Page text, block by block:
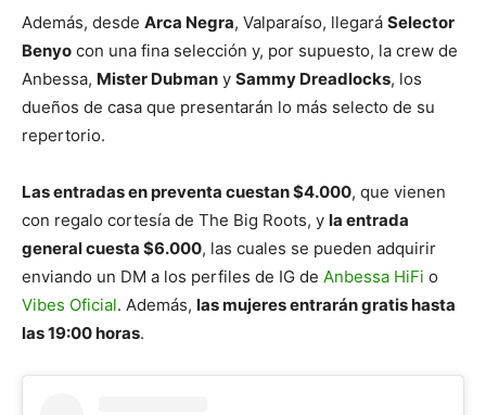
Además, desde Arca Negra, Valparaíso, llegará Selector
Benyo con una fina selección y, por supuesto, la crew de
Anbessa, Mister Dubman y Sammy Dreadlocks, los
dueños de casa que presentarán lo más selecto de su
repertorio.
Las entradas en preventa cuestan $4.000, que vienen
con regalo cortesía de The Big Roots, y la entrada
general cuesta $6.000, las cuales se pueden adquirir
enviando un DM a los perfiles de IG de Anbessa HiFi o
Vibes Oficial. Además, las mujeres entrarán gratis hasta
las 19:00 horas.